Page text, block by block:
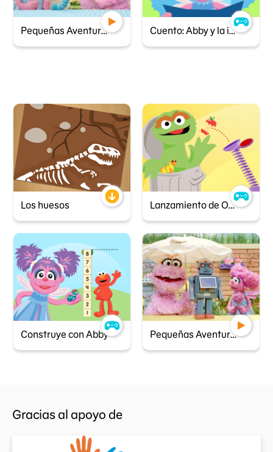
Pequeñas Aventureras - El huevo en el nido Cuento: Abby y la ingeniera
Los huesos Lanzamiento de Oscar
Construye con Abby Pequeñas Aventureras - Un problema de energía
Gracias al apoyo de